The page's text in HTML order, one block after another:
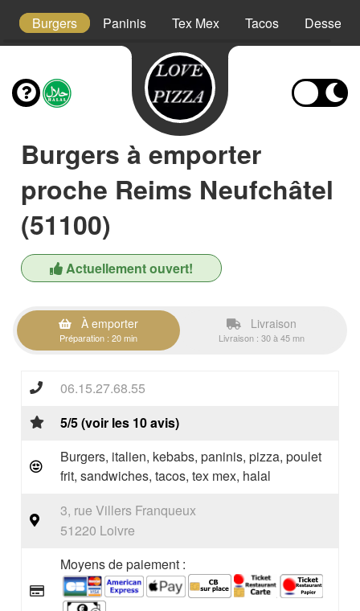
Burgers Paninis Tex Mex Tacos Desserts
Burgers à emporter
proche Reims Neufchâtel
(51100)
Actuellement ouvert!
À emporter
Préparation : 20 min
Livraison
Livraison : 30 à 45 mn
06.15.27.68.55
5/5 (voir les 10 avis)
Burgers, italien, kebabs, paninis, pizza, poulet
frit, sandwiches, tacos, tex mex, halal
3, rue Villers Franqueux
51220 Loivre
Moyens de paiement :